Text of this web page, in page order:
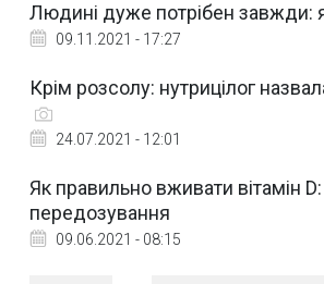
Людині дуже потрібен завжди:
09.11.2021 - 17:27
Крім розсолу: нутрицілог
24.07.2021 - 12:01
Як правильно вживати вітамін
передозування
09.06.2021 - 08:15